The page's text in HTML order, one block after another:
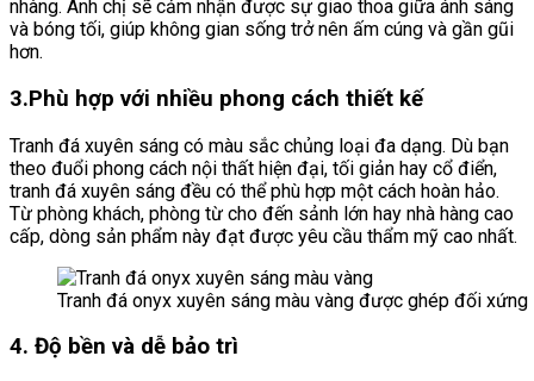
nhàng. Anh chị sẽ cảm nhận được sự giao thoa giữa ánh sáng
và bóng tối, giúp không gian sống trở nên ấm cúng và gần gũi
hơn.
3.Phù hợp với nhiều phong cách thiết kế
Tranh đá xuyên sáng có màu sắc chủng loại đa dạng. Dù bạn
theo đuổi phong cách nội thất hiện đại, tối giản hay cổ điển,
tranh đá xuyên sáng đều có thể phù hợp một cách hoàn hảo.
Từ phòng khách, phòng từ cho đến sảnh lớn hay nhà hàng cao
cấp, dòng sản phẩm này đạt được yêu cầu thẩm mỹ cao nhất.
Tranh đá onyx xuyên sáng màu vàng được ghép đối xứng
4. Độ bền và dễ bảo trì